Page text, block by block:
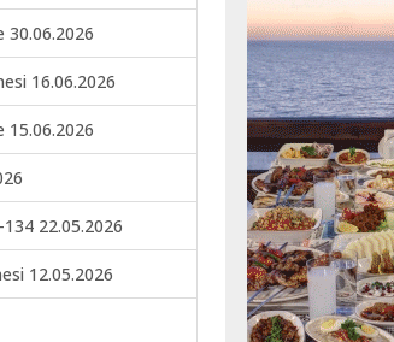
30.06.2026
16.06.2026
15.06.2026
22.05.2026
12.05.2026